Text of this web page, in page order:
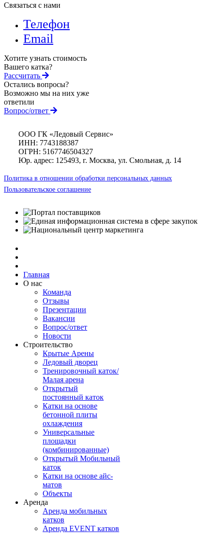
Связаться с нами
Телефон
Email
Хотите узнать стоимость
Вашего катка?
Рассчитать
Остались вопросы?
Возможно мы на них уже
ответили
Вопрос/ответ
ООО ГК «Ледовый Сервис»
ИНН: 7743188387
ОГРН: 5167746504327
Юр. адрес: 125493, г. Москва, ул. Смольная, д. 14
Политика в отношении обработки персональных данных
Пользовательское соглашение
Главная
О нас
Команда
Отзывы
Презентации
Вакансии
Вопрос/ответ
Новости
Строительство
Крытые Арены
Ледовый дворец
Тренировочный каток/
Малая арена
Открытый
постоянный каток
Катки на основе
бетонной плиты
охлаждения
Универсальные
площадки
(комбинированные)
Открытый Мобильный
каток
Катки на основе айс-
матов
Объекты
Аренда
Аренда мобильных
катков
Аренда EVENT катков